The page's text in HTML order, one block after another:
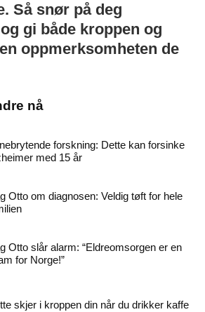
Så snør på deg
gi både kroppen og
oppmerksomheten de
forskning: Dette kan forsinke
med 15 år
Otto om diagnosen: Veldig tøft for hele
Otto slår alarm: “Eldreomsorgen er en
for Norge!”
skjer i kroppen din når du drikker kaffe